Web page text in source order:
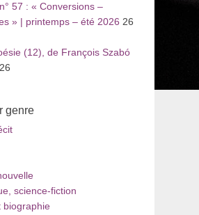
57 : « Conversions –
» | printemps – été 2026 26
(12), de François Szabó
genre
science-fiction
biographie